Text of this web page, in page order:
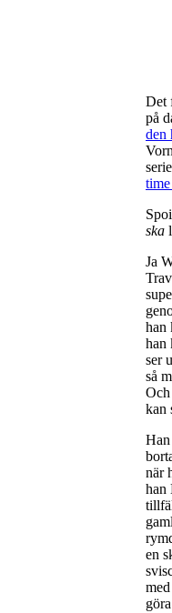
Det
på
den
ska
Ja
han
han
ser
så
kan
när
han
en